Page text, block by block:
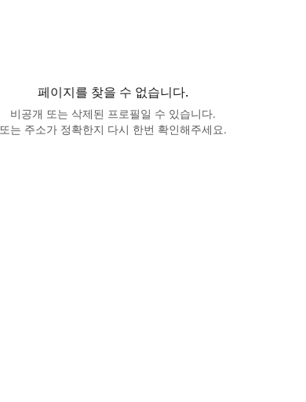
페이지를 찾을 수 없습니다.
비공개 또는 삭제된 프로필일 수 있습니다.
또는 주소가 정확한지 다시 한번 확인해주세요.